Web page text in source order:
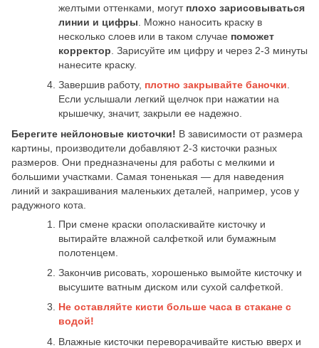
желтыми оттенками, могут плохо зарисовываться
линии и цифры . Можно наносить краску в
несколько слоев или в таком случае поможет
корректор . Зарисуйте им цифру и через 2-3 минуты
нанесите краску.
Завершив работу, плотно закрывайте баночки.
Если услышали легкий щелчок при нажатии на
крышечку, значит, закрыли ее надежно.
Берегите нейлоновые кисточки! В зависимости от размера
картины, производители добавляют 2-3 кисточки разных
размеров. Они предназначены для работы с мелкими и
большими участками. Самая тоненькая — для наведения
линий и закрашивания маленьких деталей, например, усов у
радужного кота.
При смене краски ополаскивайте кисточку и
вытирайте влажной салфеткой или бумажным
полотенцем.
Закончив рисовать, хорошенько вымойте кисточку и
высушите ватным диском или сухой салфеткой.
Не оставляйте кисти больше часа в стакане с
водой!
Влажные кисточки переворачивайте кистью вверх и